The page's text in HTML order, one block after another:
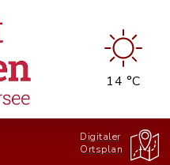
14 °C
Digitaler
Ortsplan